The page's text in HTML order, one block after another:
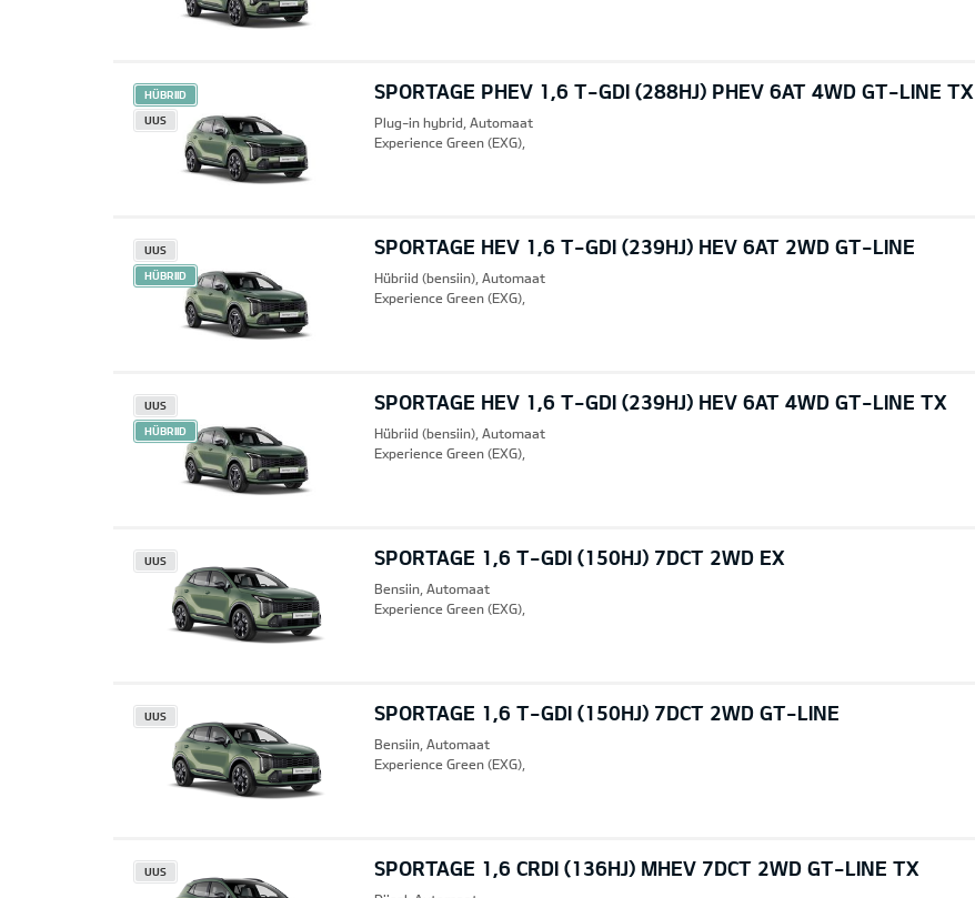
SPORTAGE PHEV 1,6 T-GDI (288HJ) PHEV 6AT 4WD GT-LINE TX
HÜBRIID
UUS
Plug-in hybrid, Automaat
Experience Green (EXG),
SPORTAGE HEV 1,6 T-GDI (239HJ) HEV 6AT 2WD GT-LINE
UUS
HÜBRIID
Hübriid (bensiin), Automaat
Experience Green (EXG),
SPORTAGE HEV 1,6 T-GDI (239HJ) HEV 6AT 4WD GT-LINE TX
UUS
HÜBRIID
Hübriid (bensiin), Automaat
Experience Green (EXG),
SPORTAGE 1,6 T-GDI (150HJ) 7DCT 2WD EX
UUS
Bensiin, Automaat
Experience Green (EXG),
SPORTAGE 1,6 T-GDI (150HJ) 7DCT 2WD GT-LINE
UUS
Bensiin, Automaat
Experience Green (EXG),
SPORTAGE 1,6 CRDI (136HJ) MHEV 7DCT 2WD GT-LINE TX
UUS